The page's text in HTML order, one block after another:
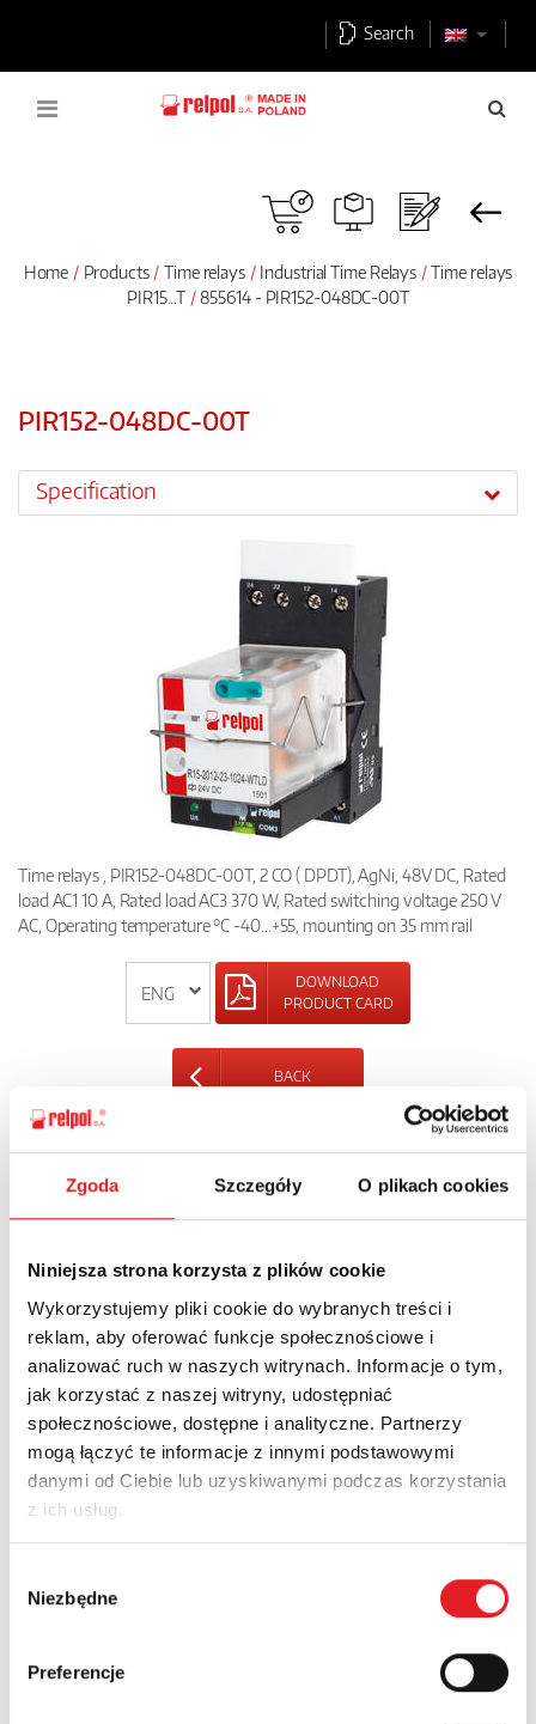
Zgoda Szczegóły O plikach cookies
Niniejsza strona korzysta z plików cookie
Wykorzystujemy pliki cookie do wybranych treści i
reklam, aby oferować funkcje społecznościowe i
analizować ruch w naszych witrynach. Informacje o tym,
jak korzystać z naszej witryny, udostępniać
społecznościowe, dostępne i analityczne. Partnerzy
mogą łączyć te informacje z innymi podstawowymi
danymi od Ciebie lub uzyskiwanymi podczas korzystania
z ich usług.
zgody
Niezbędne
Preferencje
Search
Home Products Time relays Industrial Time Relays
Time relays
PIR15...T
855614 - PIR152-048DC-00T
PIR152-048DC-00T
Specification
Time relays , PIR152-048DC-00T, 2 CO ( DPDT), AgNi, 48V DC, Rated
load AC1 10 A, Rated load AC3 370 W, Rated switching voltage 250 V
AC, Operating temperature °C -40…+55, mounting on 35 mm rail
DOWNLOAD
PRODUCT CARD
BACK
Ask for the details of the offer
Name: *
Email: *
Company: